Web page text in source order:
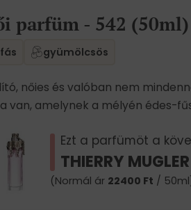
parfüm - 542 (50ml)
fás gyümölcsös
nőies és valóban nem
van, amelynek a mélyén édes-
Ezt a parfümöt a
THIERRY
(Normál ár 22400 Ft /